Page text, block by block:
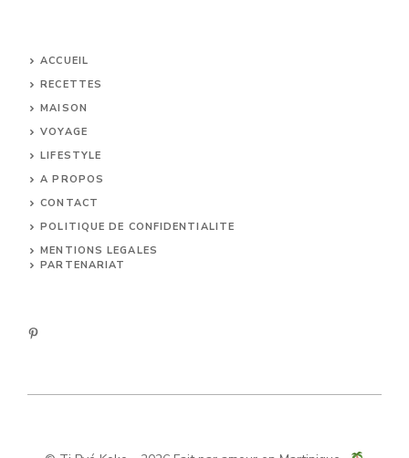
ACCUEIL
RECETTES
MAISON
VOYAGE
LIFESTYLE
A PROPOS
CONTACT
POLITIQUE DE CONFIDENTIALITE
MENTIONS LEGALES
PARTENARIAT